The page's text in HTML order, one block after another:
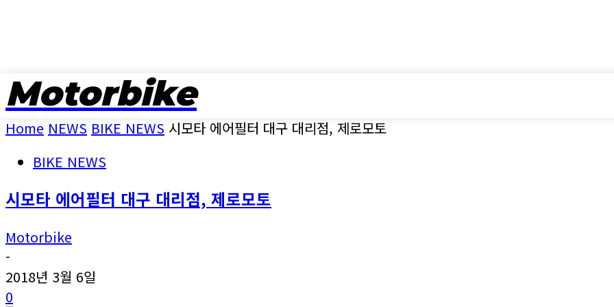
Motorbike
Home NEWS BIKE NEWS 시모타 에어필터 대구 대리점, 제로모토
BIKE NEWS
시모타 에어필터 대구 대리점, 제로모토
Motorbike
-
2018년 3월 6일
0